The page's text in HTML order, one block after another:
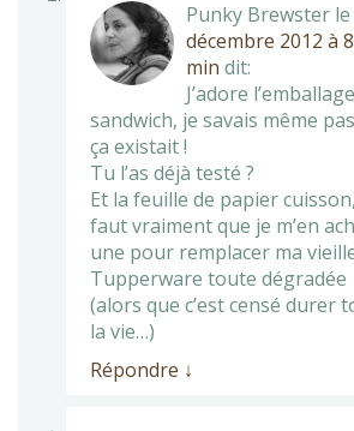
Punky Brewster le
décembre 2012 à
min dit:
J’adore l’emballage
sandwich, je savais même
ça existait !
Tu l’as déjà testé ?
Et la feuille de papier
faut vraiment que je m’en
une pour remplacer ma
Tupperware toute dégradée
(alors que c’est censé durer
la vie…)
Répondre ↓